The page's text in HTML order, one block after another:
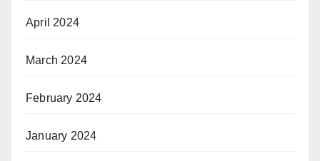
April 2024
March 2024
February 2024
January 2024